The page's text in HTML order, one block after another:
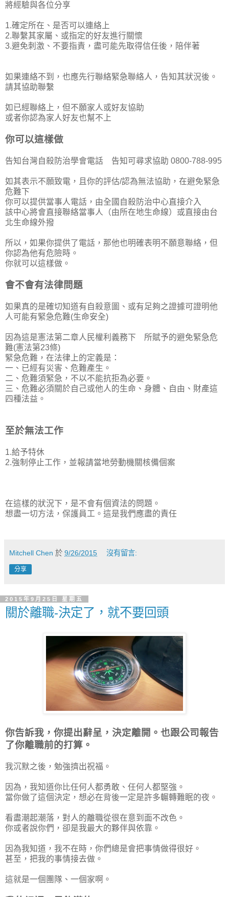
將經驗與各位分享
1.確定所在、是否可以連絡上
2.聯繫其家屬、或指定的好友進行關懷
3.避免刺激、不要指責，盡可能先取得信任後，陪伴著
如果連絡不到，也應先行聯絡緊急聯絡人，告知其狀況後。
請其協助聯繫
如已經聯絡上，但不願家人或好友協助
或者你認為家人好友也幫不上
你可以這樣做
告知台灣自殺防治學會電話 告知可尋求協助 0800-788-995
如其表示不願致電，且你的評估/認為無法協助，在避免緊急
危難下
你可以提供當事人電話，由全國自殺防治中心直接介入
該中心將會直接聯絡當事人（由所在地生命線）或直接由台
北生命線外撥
所以，如果你提供了電話，那他也明確表明不願意聯絡，但
你認為他有危險時。
你就可以這樣做。
會不會有法律問題
如果真的是確切知道有自殺意圖、或有足夠之證據可證明他
人可能有緊急危難(生命安全)
因為這是憲法第二章人民權利義務下 所賦予的避免緊急危
難(憲法第23條)
緊急危難，在法律上的定義是：
一、已經有災害、危難產生。
二、危難須緊急，不以不能抗拒為必要。
三、危難必須關於自己或他人的生命、身體、自由、財產這
四種法益。
至於無法工作
1.給予特休
2.強制停止工作，並報請當地勞動機關核備個案
在這樣的狀況下，是不會有個資法的問題。
想盡一切方法，保護員工。這是我們應盡的責任
Mitchell Chen 於 9/26/2015 沒有留言:
分享
2015年9月25日 星期五
關於離職-決定了，就不要回頭
你告訴我，你提出辭呈，決定離開。也跟公司報告
了你離職前的打算。
我沉默之後，勉強擠出祝福。
因為，我知道你比任何人都勇敢、任何人都堅強。
當你做了這個決定，想必在背後一定是許多輾轉難眠的夜。
看盡潮起潮落，對人的離職從很在意到面不改色。
你或者說你們，卻是我最大的夥伴與依靠。
因為我知道，我不在時，你們總是會把事情做得很好。
甚至，把我的事情接去做。
這就是一個團隊、一個家啊。